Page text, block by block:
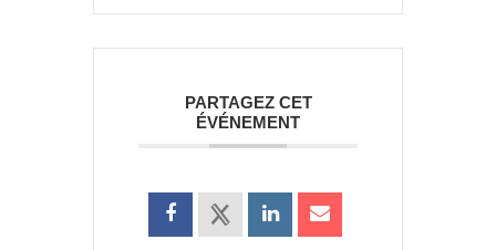
PARTAGEZ CET
ÉVÉNEMENT